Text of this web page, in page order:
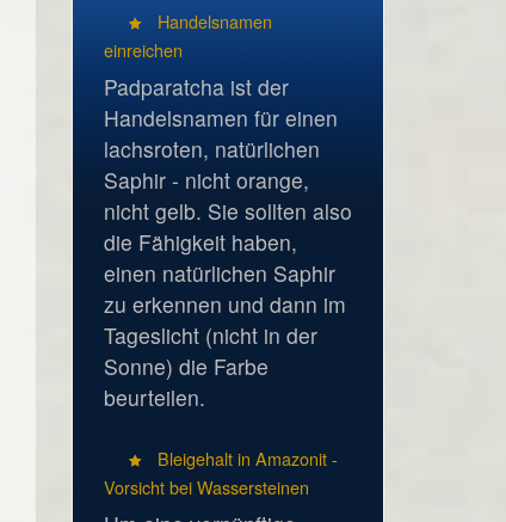
Handelsnamen
einreichen
Padparatcha ist der
Handelsnamen für einen
lachsroten, natürlichen
Saphir - nicht orange,
nicht gelb. Sie sollten also
die Fähigkeit haben,
einen natürlichen Saphir
zu erkennen und dann im
Tageslicht (nicht in der
Sonne) die Farbe
beurteilen.
Bleigehalt in Amazonit -
Vorsicht bei Wassersteinen